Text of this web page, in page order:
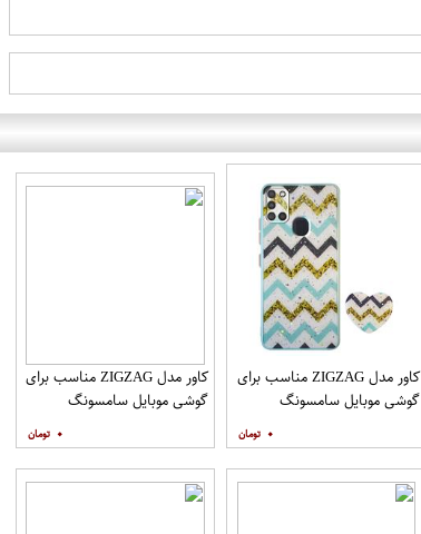
کاور مدل ZIGZAG مناسب برای
گوشی موبایل سامسونگ
نگهدارنده
۰
کاور مدل ZIGZAG مناسب برای
گوشی موبایل سامسونگ
نگهدارنده
۰